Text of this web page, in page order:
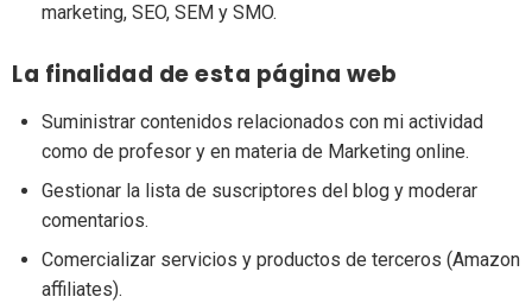
marketing, SEO, SEM y SMO.
La finalidad de esta página web
Suministrar contenidos relacionados con mi actividad
como de profesor y en materia de Marketing online.
Gestionar la lista de suscriptores del blog y moderar
comentarios.
Comercializar servicios y productos de terceros (Amazon
affiliates).